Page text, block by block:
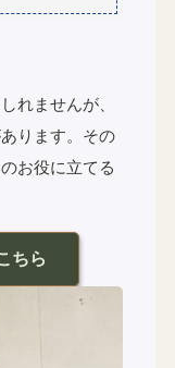
れませんが、
ります。その
お役に立てる
ちら